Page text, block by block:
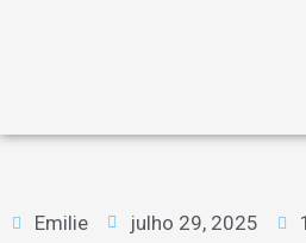
Emilie julho 29, 2025